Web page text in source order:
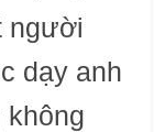
người
dạy anh